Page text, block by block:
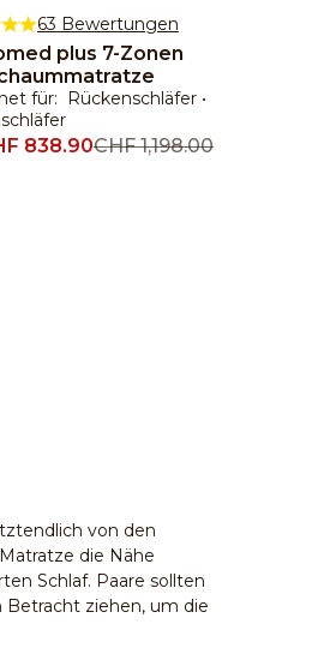
63 Bewertungen
plus 7-Zonen
für: Rückenschläfer •
838.90Regulärer Preis
CHF 1,198.00
von den
die Nähe
Schlaf. Paare sollten
Betracht ziehen, um die